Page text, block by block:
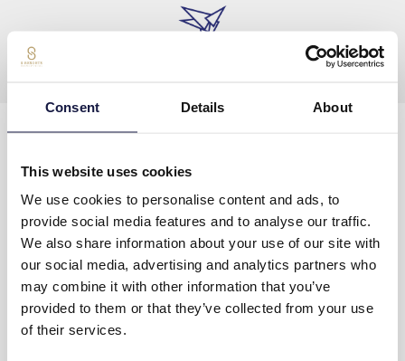
Consent Details About
This website uses cookies
We use cookies to personalise content and ads, to
provide social media features and to analyse our traffic.
We also share information about your use of our site with
our social media, advertising and analytics partners who
may combine it with other information that you’ve
provided to them or that they’ve collected from your use
of their services.
Tel:+30 28975 02500
Email contact@lyttosbeach.gr